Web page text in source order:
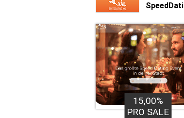
15,00%
PRO SALE